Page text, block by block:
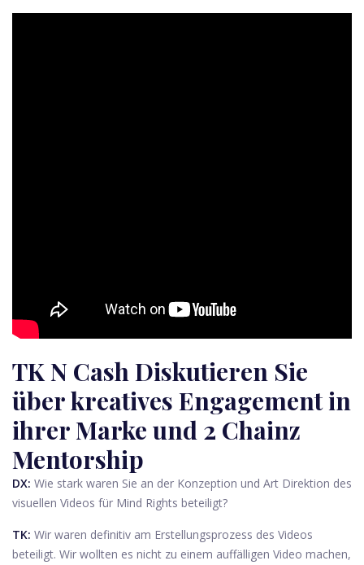
TK N Cash Diskutieren Sie
über kreatives Engagement in
ihrer Marke und 2 Chainz
Mentorship
DX: Wie stark waren Sie an der Konzeption und Art Direktion des
visuellen Videos für Mind Rights beteiligt?
TK: Wir waren definitiv am Erstellungsprozess des Videos
beteiligt. Wir wollten es nicht zu einem auffälligen Video machen,